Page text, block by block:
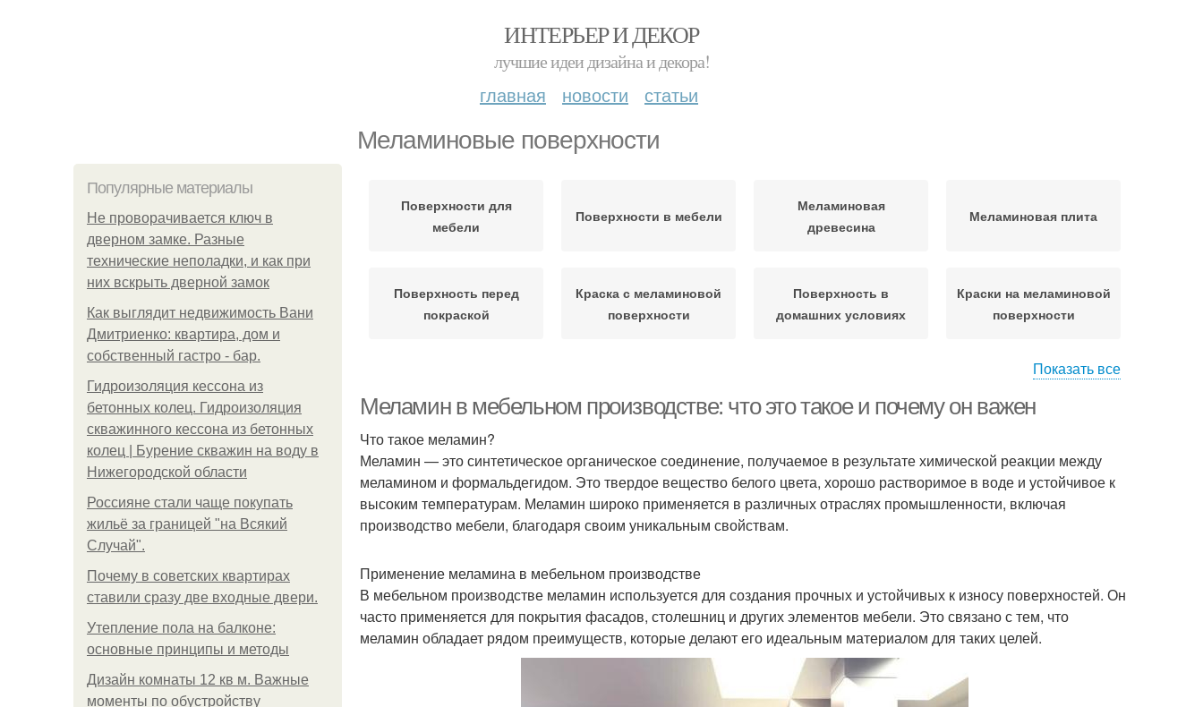
ИНТЕРЬЕР И ДЕКОР
лучшие идеи дизайна и декора!
главная новости статьи
Меламиновые поверхности
Популярные материалы
Не проворачивается ключ в
дверном замке. Разные
технические неполадки, и как при
них вскрыть дверной замок
Как выглядит недвижимость Вани
Дмитриенко: квартира, дом и
собственный гастро - бар.
Гидроизоляция кессона из
бетонных колец. Гидроизоляция
скважинного кессона из бетонных
колец | Бурение скважин на воду в
Нижегородской области
Россияне стали чаще покупать
жильё за границей "на Всякий
Случай".
Почему в советских квартирах
ставили сразу две входные двери.
Утепление пола на балконе:
основные принципы и методы
Дизайн комнаты 12 кв м. Важные
моменты по обустройству
Поверхности для
мебели
Поверхности в мебели
Меламиновая
древесина
Меламиновая плита
Поверхность перед
покраской
Краска с меламиновой
поверхности
Поверхность в
домашних условиях
Краски на меламиновой
поверхности
Показать все
Меламин в мебельном производстве: что это такое и почему он важен
Что такое меламин?
Меламин — это синтетическое органическое соединение, получаемое в результате химической реакции между
меламином и формальдегидом. Это твердое вещество белого цвета, хорошо растворимое в воде и устойчивое к
высоким температурам. Меламин широко применяется в различных отраслях промышленности, включая
производство мебели, благодаря своим уникальным свойствам.
Применение меламина в мебельном производстве
В мебельном производстве меламин используется для создания прочных и устойчивых к износу поверхностей. Он
часто применяется для покрытия фасадов, столешниц и других элементов мебели. Это связано с тем, что
меламин обладает рядом преимуществ, которые делают его идеальным материалом для таких целей.